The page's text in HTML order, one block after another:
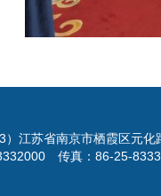
）江苏省南京市栖霞区元化
传真：86-25-